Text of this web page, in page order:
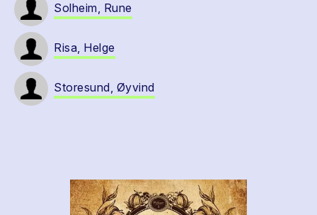
Solheim, Rune
Risa, Helge
Storesund, Øyvind